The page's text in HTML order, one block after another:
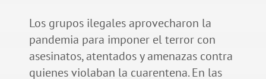
Los grupos ilegales aprovecharon la
pandemia para imponer el terror con
asesinatos, atentados y amenazas contra
quienes violaban la cuarentena. En las